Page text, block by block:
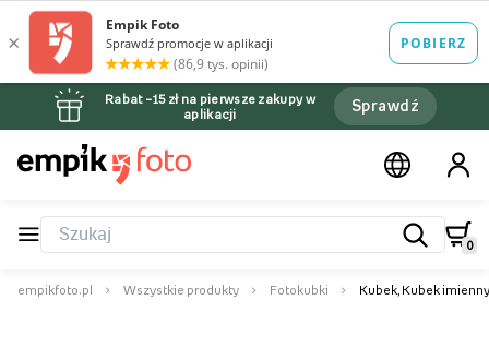
Rabat –15 zł na pierwsze zakupy w
aplikacji
Sprawdź
0
empikfoto.pl Wszystkie produkty Fotokubki Kubek, Kubek imienny